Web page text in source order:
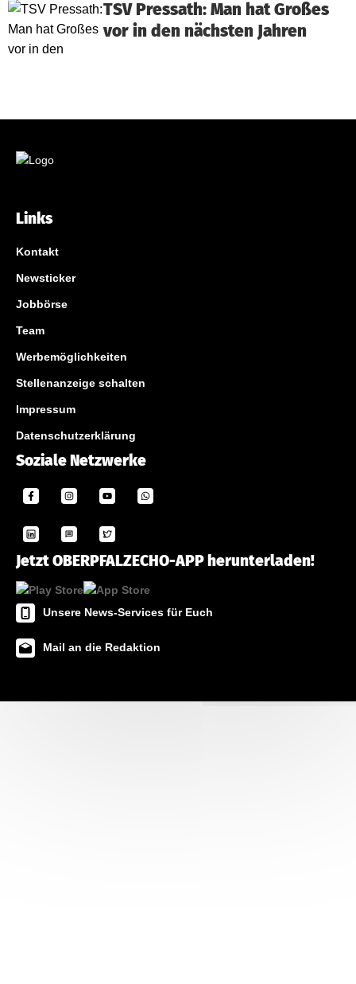
TSV Pressath: Man hat Großes
vor in den nächsten Jahren
Links
Kontakt
Newsticker
Jobbörse
Team
Werbemöglichkeiten
Stellenanzeige schalten
Impressum
Datenschutzerklärung
Soziale Netzwerke
Jetzt OBERPFALZECHO-APP herunterladen!
Unsere News-Services für Euch
Mail an die Redaktion